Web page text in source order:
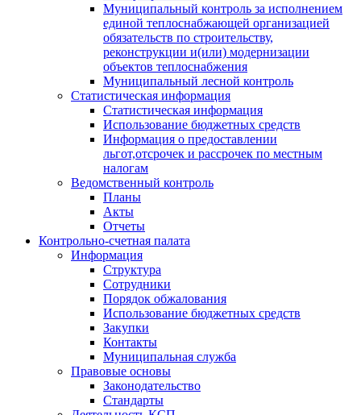
Муниципальный контроль за исполнением
единой теплоснабжающей организацией
обязательств по строительству,
реконструкции и(или) модернизации
объектов теплоснабжения
Муниципальный лесной контроль
Статистическая информация
Статистическая информация
Использование бюджетных средств
Информация о предоставлении
льгот,отсрочек и рассрочек по местным
налогам
Ведомственный контроль
Планы
Акты
Отчеты
Контрольно-счетная палата
Информация
Структура
Сотрудники
Порядок обжалования
Использование бюджетных средств
Закупки
Контакты
Муниципальная служба
Правовые основы
Законодательство
Стандарты